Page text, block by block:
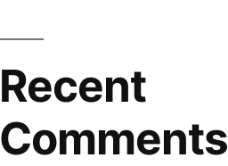
Recent
Comments